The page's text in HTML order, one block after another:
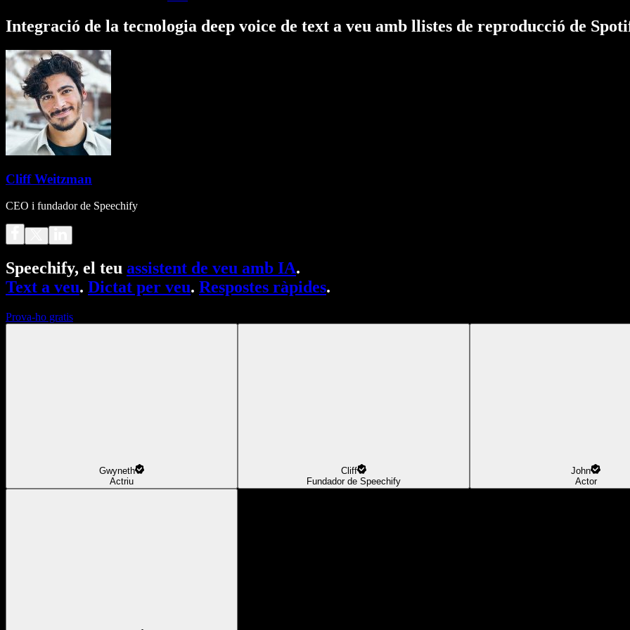
Integració de la tecnologia deep voice de text a veu amb llistes de reproducció de
Cliff Weitzman
CEO i fundador de Speechify
Speechify, el teu assistent de veu amb IA.
Text a veu. Dictat per veu. Respostes ràpides.
Prova-ho gratis
Gwyneth
Actriu
Cliff
Fundador de Speechify
John
Actor